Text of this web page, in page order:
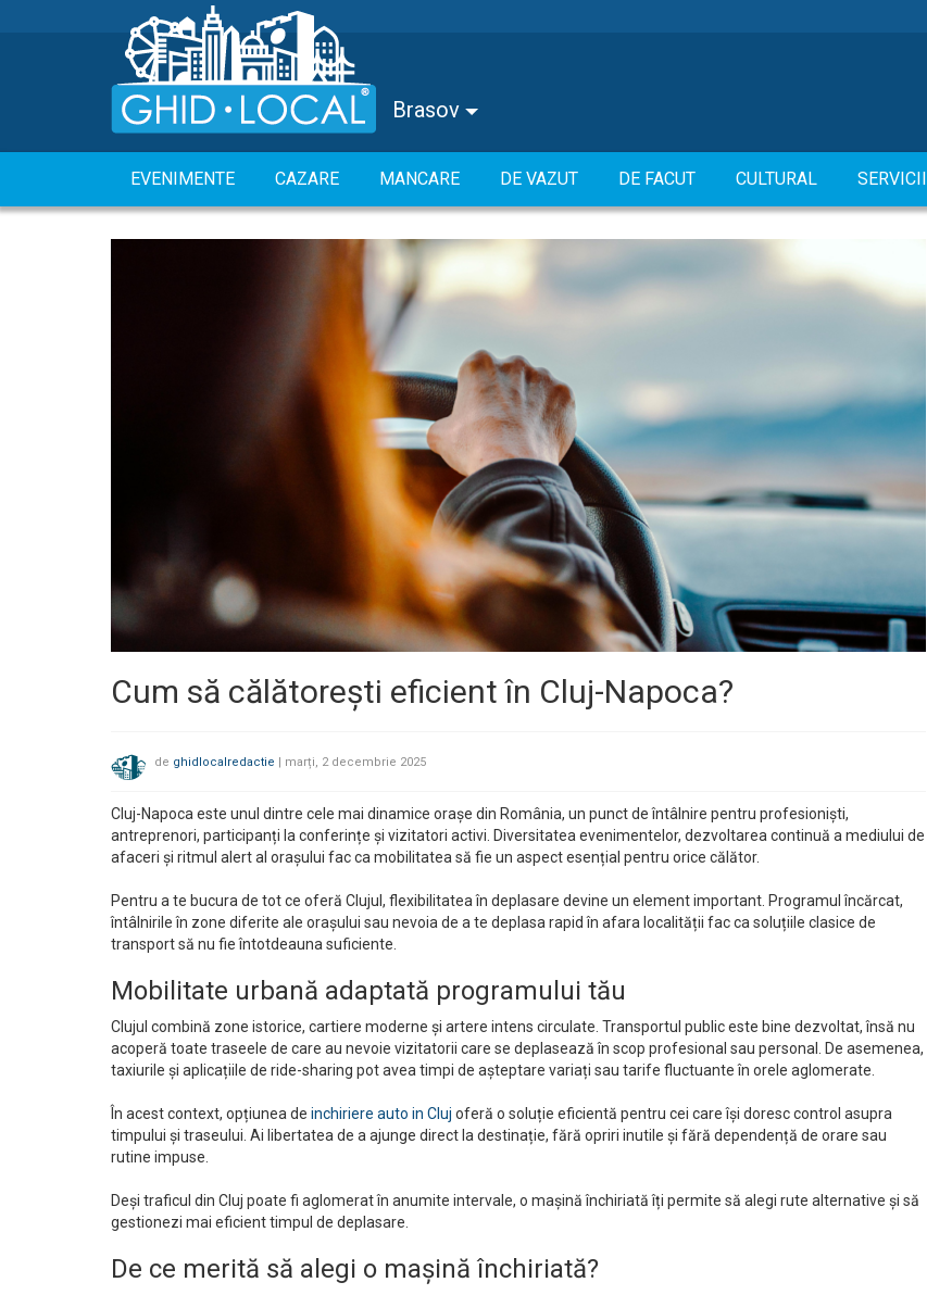
Brasov
EVENIMENTE CAZARE MANCARE DE VAZUT DE FACUT CULTURAL SERVICII
Cum să călătorești eficient în Cluj-Napoca?
de ghidlocalredactie | marți, 2 decembrie 2025
Cluj-Napoca este unul dintre cele mai dinamice orașe din România, un punct de întâlnire pentru profesioniști,
antreprenori, participanți la conferințe și vizitatori activi. Diversitatea evenimentelor, dezvoltarea continuă a mediului de
afaceri și ritmul alert al orașului fac ca mobilitatea să fie un aspect esențial pentru orice călător.
Pentru a te bucura de tot ce oferă Clujul, flexibilitatea în deplasare devine un element important. Programul încărcat,
întâlnirile în zone diferite ale orașului sau nevoia de a te deplasa rapid în afara localității fac ca soluțiile clasice de
transport să nu fie întotdeauna suficiente.
Mobilitate urbană adaptată programului tău
Clujul combină zone istorice, cartiere moderne și artere intens circulate. Transportul public este bine dezvoltat, însă nu
acoperă toate traseele de care au nevoie vizitatorii care se deplasează în scop profesional sau personal. De asemenea,
taxiurile și aplicațiile de ride-sharing pot avea timpi de așteptare variați sau tarife fluctuante în orele aglomerate.
În acest context, opțiunea de inchiriere auto in Cluj oferă o soluție eficientă pentru cei care își doresc control asupra
timpului și traseului. Ai libertatea de a ajunge direct la destinație, fără opriri inutile și fără dependență de orare sau
rutine impuse.
Deși traficul din Cluj poate fi aglomerat în anumite intervale, o mașină închiriată îți permite să alegi rute alternative și să
gestionezi mai eficient timpul de deplasare.
De ce merită să alegi o mașină închiriată?